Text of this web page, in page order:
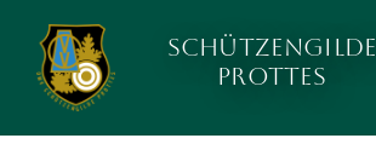
Inhalt
wechseln
Schützengilde
Prottes
Anlage